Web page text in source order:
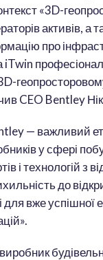
«3D-
активів, а
про
CEO Bentley
— важливий
у сфері
і технологій з
до
для вже успішної